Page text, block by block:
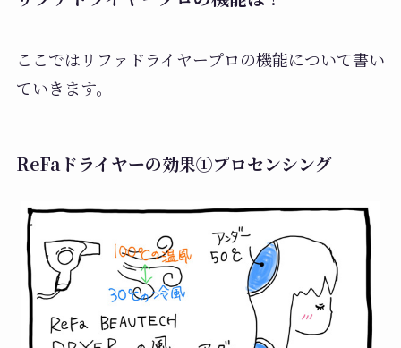
ここではリファドライヤープロの機能について書い
ていきます。
ReFaドライヤーの効果①プロセンシング